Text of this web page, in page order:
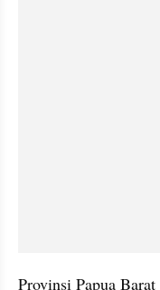
Provinsi Papua